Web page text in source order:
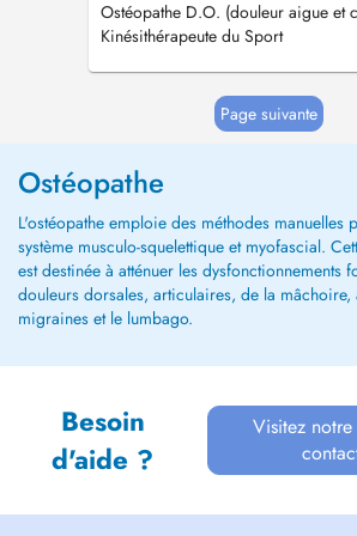
Ostéopathe D.O. (douleur aigue et
Kinésithérapeute du Sport
Page suivante
Ostéopathe
L'ostéopathe emploie des méthodes
système musculo-squelettique et myofascial.
est destinée à atténuer les dysfonctionnements
douleurs dorsales, articulaires, de la mâchoire,
migraines et le lumbago.
Besoin
d'aide ?
Visitez